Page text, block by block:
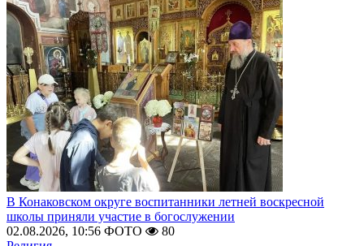
В Конаковском округе воспитанники летней воскресной
школы приняли участие в богослужении
02.08.2026, 10:56 ФОТО
80